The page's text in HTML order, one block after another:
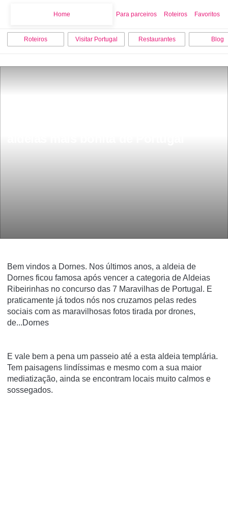
Home Para parceiros Roteiros Favoritos
Roteiros Visitar Portugal Restaurantes Blog
Bem vindos a Dornes. Nos últimos anos, a aldeia de
Dornes ficou famosa após vencer a categoria de Aldeias
Ribeirinhas no concurso das 7 Maravilhas de Portugal. E
praticamente já todos nós nos cruzamos pelas redes
sociais com as maravilhosas fotos tirada por drones,
de...Dornes
E vale bem a pena um passeio até a esta aldeia templária.
Tem paisagens lindíssimas e mesmo com a sua maior
mediatização, ainda se encontram locais muito calmos e
sossegados.